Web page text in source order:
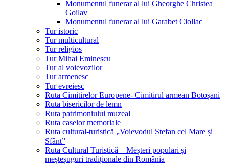
Monumentul funerar al lui Gheorghe Christea
Goilav
Monumentul funerar al lui Garabet Ciollac
Tur istoric
Tur multicultural
Tur religios
Tur Mihai Eminescu
Tur al voievozilor
Tur armenesc
Tur evreiesc
Ruta Cimitirelor Europene- Cimitirul armean Botoșani
Ruta bisericilor de lemn
Ruta patrimoniului muzeal
Ruta caselor memoriale
Ruta cultural-turistică „Voievodul Ștefan cel Mare și
Sfânt”
Ruta Cultural Turistică – Meșteri populari și
meșteșuguri tradiționale din România